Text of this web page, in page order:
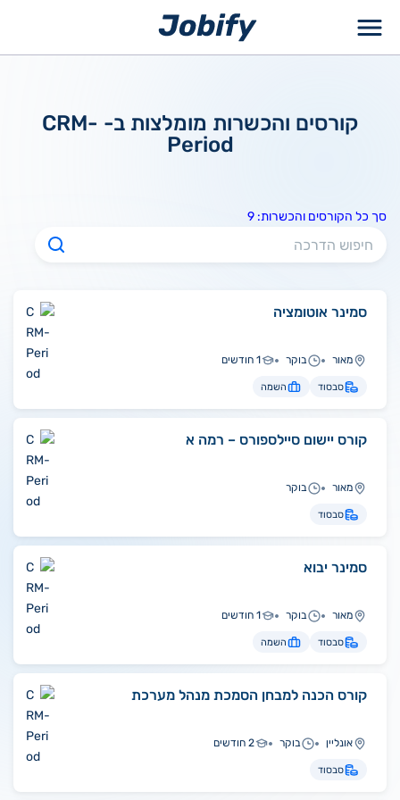
קורסים והכשרות מומלצות ב- CRM-
Period
סך כל הקורסים והכשרות: 9
סמינר אוטומציה
מאור בוקר 1 חודשים
סבסוד השמה
קורס יישום סיילספורס – רמה א
מאור בוקר
סבסוד
סמינר יבוא
מאור בוקר 1 חודשים
סבסוד השמה
קורס הכנה למבחן הסמכת מנהל מערכת
אונליין בוקר 2 חודשים
סבסוד